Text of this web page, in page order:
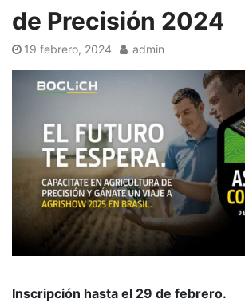
de Precisión 2024
19 febrero, 2024 admin
Inscripción hasta el 29 de febrero.